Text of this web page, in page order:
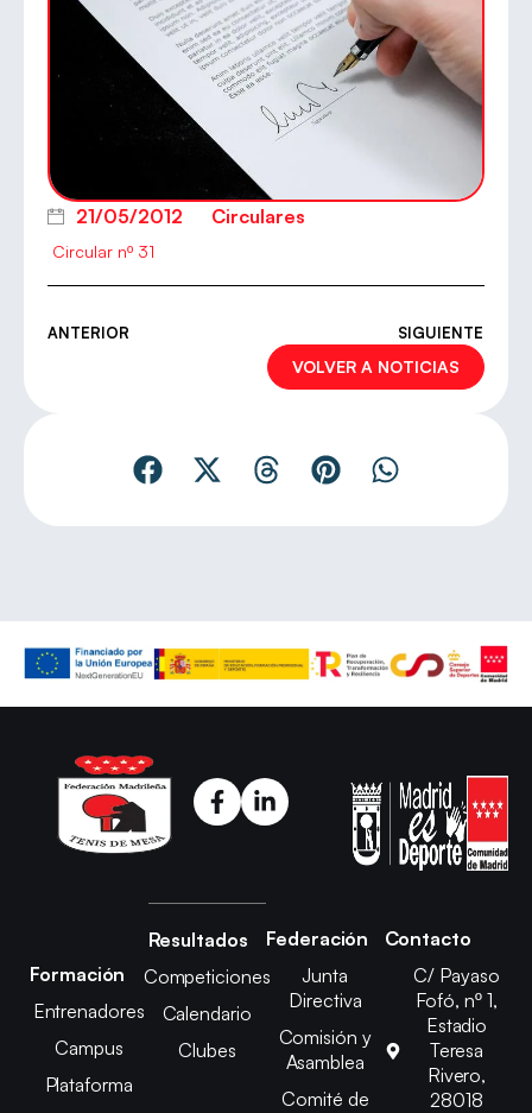
21/05/2012 Circulares
Circular nº 31
ANTERIOR SIGUIENTE
VOLVER A NOTICIAS
Formación
Entrenadores
Campus
Plataforma
Resultados
Competiciones
Calendario
Clubes
Federación
Junta
Directiva
Comisión y
Asamblea
Comité de
Contacto
C/ Payaso
Fofó, nº 1,
Estadio
Teresa
Rivero,
28018